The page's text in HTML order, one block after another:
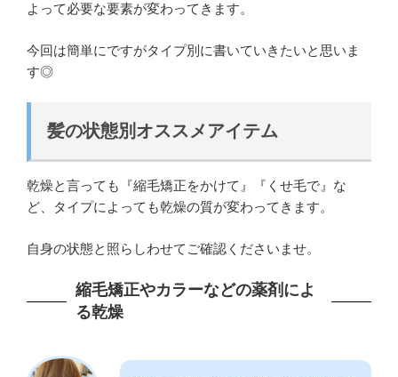
よって必要な要素が変わってきます。
今回は簡単にですがタイプ別に書いていきたいと思いま
す◎
髪の状態別オススメアイテム
乾燥と言っても『縮毛矯正をかけて』『くせ毛で』な
ど、タイプによっても乾燥の質が変わってきます。
自身の状態と照らしわせてご確認くださいませ。
縮毛矯正やカラーなどの薬剤によ
る乾燥